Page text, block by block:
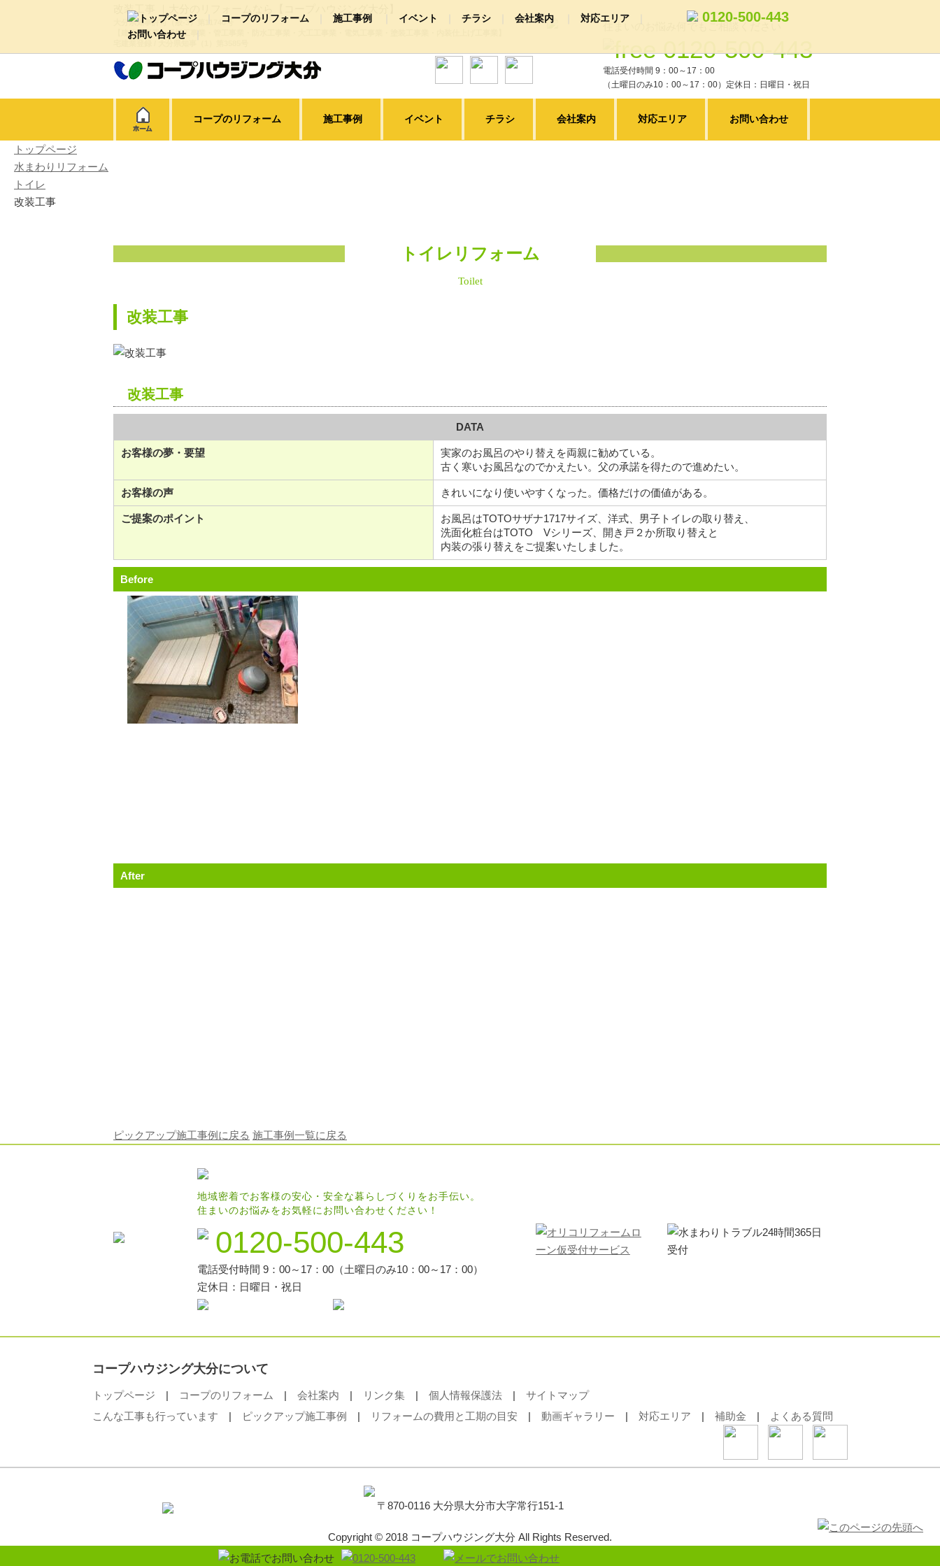
改装工事 ｜大分のリフォームなら【コープハウジング大分】
大分県知事許可（般-3）第11740号
【建築工事業・屋根工事業・管工事業・防水工事業・大工工事業・電気工事業・塗装工事業・内装仕上げ工事業】
住まいのお悩み何でもご相談ください
0120-500-443
電話受付時間 9：00～17：00
（土曜日のみ10：00～17：00）定休日：日曜日・祝日
コープのリフォーム 施工事例 イベント チラシ 会社案内 対応エリア お問い合わせ
コープのリフォーム 施工事例
新築・リノベーション・大型改装 浴室リフォーム キッチンリフォーム 洗面所リフォーム トイレリフォーム
屋根・外壁塗装 外構・エクステリア その他リフォーム ピックアップ施工事例 リフォームの費用と工期の目安
動画ギャラリー
イベント チラシ 会社案内
代表ご挨拶・経営理念 会社概要 お店情報 スタッフ紹介
対応エリア
お問い合わせ
0120-500-443
トップページ
水まわりリフォーム
トイレ
改装工事
トイレリフォーム
Toilet
改装工事
改装工事
DATA
お客様の夢・要望
実家のお風呂のやり替えを両親に勧めている。
古く寒いお風呂なのでかえたい。父の承諾を得たので進めたい。
お客様の声 きれいになり使いやすくなった。価格だけの価値がある。
ご提案のポイント
お風呂はTOTOサザナ1717サイズ、洋式、男子トイレの取り替え、
洗面化粧台はTOTO Vシリーズ、開き戸２か所取り替えと
内装の張り替えをご提案いたしました。
Before
After
ピックアップ施工事例に戻る 施工事例一覧に戻る
地域密着でお客様の安心・安全な暮らしづくりをお手伝い。
住まいのお悩みをお気軽にお問い合わせください！
0120-500-443
電話受付時間 9：00～17：00（土曜日のみ10：00～17：00）
定休日：日曜日・祝日
コープハウジング大分について
トップページ | コープのリフォーム | 会社案内 | リンク集 | 個人情報保護法 |
サイトマップ
こんな工事も行っています | ピックアップ施工事例 | リフォームの費用と工期の目安 | 動画ギャラリー | 対応エリア | 補助金 | よくある質問
〒870-0116 大分県大分市大字常行151-1
Copyright © 2018 コープハウジング大分 All Rights Reserved.